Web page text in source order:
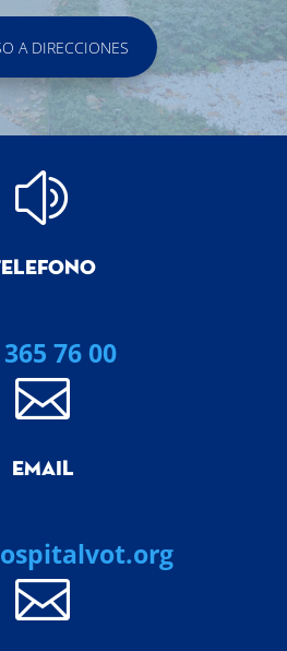
A DIRECCIONES
z
76 00

EMAIL
